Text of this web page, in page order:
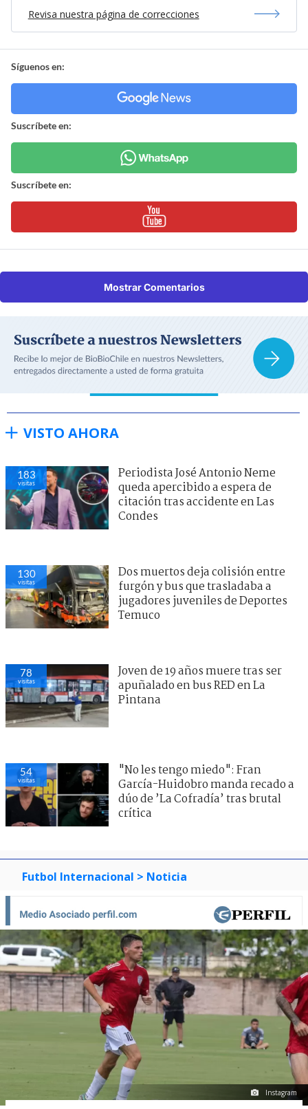
Revisa nuestra página de correcciones
Síguenos en:
Suscríbete en:
Suscríbete en:
Mostrar Comentarios
VISTO AHORA
183
visitas
Periodista José Antonio Neme
queda apercibido a espera de
citación tras accidente en Las
Condes
130
visitas
Dos muertos deja colisión entre
furgón y bus que trasladaba a
jugadores juveniles de Deportes
Temuco
78
visitas
Joven de 19 años muere tras ser
apuñalado en bus RED en La
Pintana
54
visitas
"No les tengo miedo": Fran
García-Huidobro manda recado a
dúo de ’La Cofradía’ tras brutal
crítica
Futbol Internacional > Noticia
Instagram